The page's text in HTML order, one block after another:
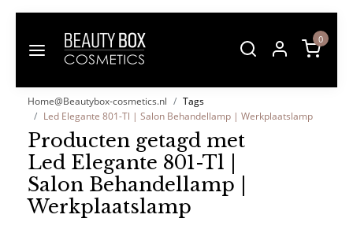
0
Home@Beautybox-cosmetics.nl
Tags
Led Elegante 801-Tl | Salon Behandellamp | Werkplaatslamp
Producten getagd met
Led Elegante 801-Tl |
Salon Behandellamp |
Werkplaatslamp